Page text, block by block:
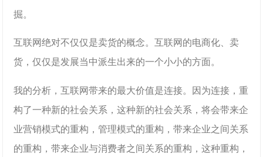
掘。
互联网绝对不仅仅是卖货的概念。互联网的电商化、卖
货，仅仅是发展当中派生出来的一个小小的方面。
我的分析，互联网带来的最大价值是连接。因为连接，重
构了一种新的社会关系，这种新的社会关系，将会带来企
业营销模式的重构，管理模式的重构，带来企业之间关系
的重构，带来企业与消费者之间关系的重构，这种重构，